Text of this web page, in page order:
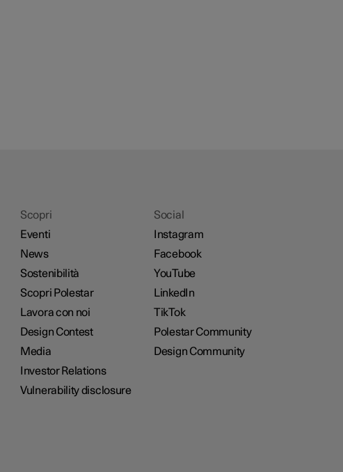
Scopri
Eventi
News
Sostenibilità
Scopri Polestar
Lavora con noi
Design Contest
Media
Investor Relations
Vulnerability disclosure
Social
Instagram
Facebook
YouTube
LinkedIn
TikTok
Polestar Community
Design Community